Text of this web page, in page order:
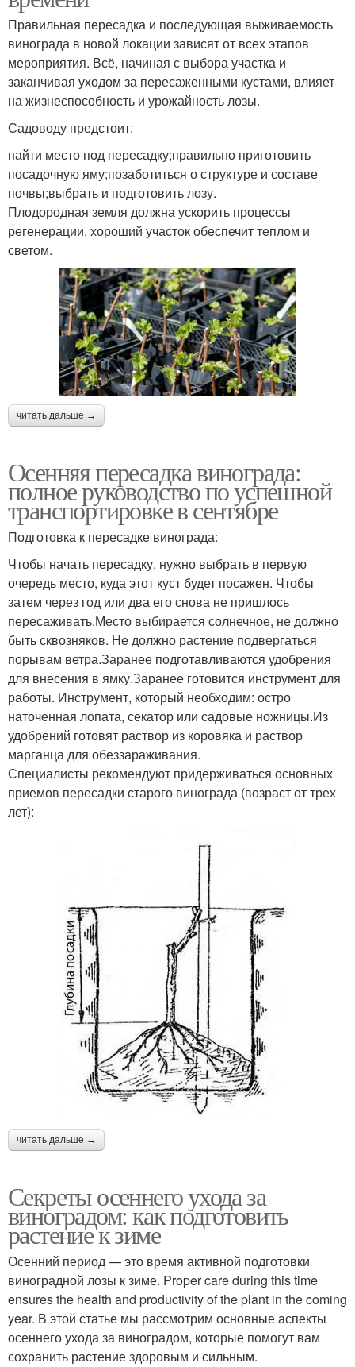
Правильная пересадка и последующая выживаемость
винограда в новой локации зависят от всех этапов
мероприятия. Всё, начиная с выбора участка и
заканчивая уходом за пересаженными кустами, влияет
на жизнеспособность и урожайность лозы.
Садоводу предстоит:
найти место под пересадку;правильно приготовить
посадочную яму;позаботиться о структуре и составе
почвы;выбрать и подготовить лозу.
Плодородная земля должна ускорить процессы
регенерации, хороший участок обеспечит теплом и
светом.
читать дальше →
Осенняя пересадка винограда:
полное руководство по успешной
транспортировке в сентябре
Подготовка к пересадке винограда:
Чтобы начать пересадку, нужно выбрать в первую
очередь место, куда этот куст будет посажен. Чтобы
затем через год или два его снова не пришлось
пересаживать.Место выбирается солнечное, не должно
быть сквозняков. Не должно растение подвергаться
порывам ветра.Заранее подготавливаются удобрения
для внесения в ямку.Заранее готовится инструмент для
работы. Инструмент, который необходим: остро
наточенная лопата, секатор или садовые ножницы.Из
удобрений готовят раствор из коровяка и раствор
марганца для обеззараживания.
Специалисты рекомендуют придерживаться основных
приемов пересадки старого винограда (возраст от трех
лет):
читать дальше →
Секреты осеннего ухода за
виноградом: как подготовить
растение к зиме
Осенний период — это время активной подготовки
виноградной лозы к зиме. Proper care during this time
ensures the health and productivity of the plant in the coming
year. В этой статье мы рассмотрим основные аспекты
осеннего ухода за виноградом, которые помогут вам
сохранить растение здоровым и сильным.